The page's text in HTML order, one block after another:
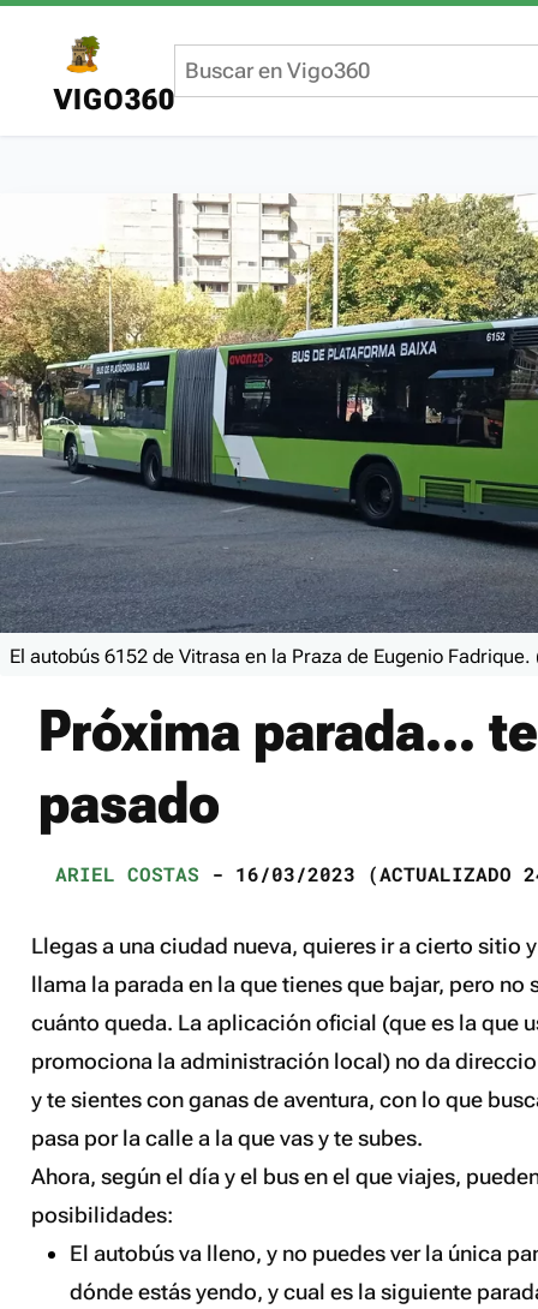
VIGO360
El autobús 6152 de Vitrasa en la Praza de Eugenio
Próxima parada...
pasado
ARIEL COSTAS - 16/03/2023 (ACTUALIZADO
Llegas a una ciudad nueva, quieres ir a cierto sitio
llama la parada en la que tienes que bajar, pero no
cuánto queda. La aplicación oficial (que es la que
promociona la administración local) no da
y te sientes con ganas de aventura, con lo que
pasa por la calle a la que vas y te subes.
Ahora, según el día y el bus en el que viajes,
posibilidades:
El autobús va lleno, y no puedes ver la única
dónde estás yendo, y cual es la siguiente